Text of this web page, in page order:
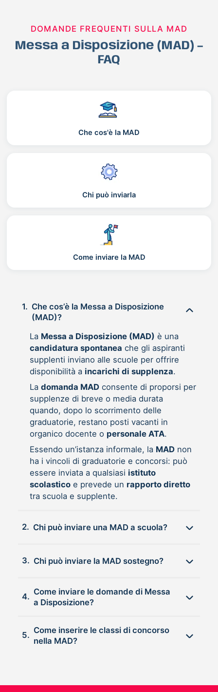
DOMANDE FREQUENTI SULLA MAD
Messa a Disposizione (MAD) –
FAQ
Che cos'è la MAD
Chi può inviarla
Come inviare la MAD
1. Che cos’è la Messa a Disposizione
(MAD)?
La Messa a Disposizione (MAD) è una
candidatura spontanea che gli aspiranti
supplenti inviano alle scuole per offrire
disponibilità a incarichi di supplenza.
La domanda MADconsente di proporsi per
supplenze di breve o media durata
quando, dopo lo scorrimento delle
graduatorie, restano posti vacanti in
organico docente o personale ATA.
Essendo un’istanza informale, la MADnon
ha i vincoli di graduatorie e concorsi: può
essere inviata a qualsiasi istituto
scolasticoe prevede un rapporto diretto
tra scuola e supplente.
2. Chi può inviare una MAD a scuola?
3. Chi può inviare la MAD sostegno?
4.
Come inviare le domande di Messa
a Disposizione?
5.
Come inserire le classi di concorso
nella MAD?